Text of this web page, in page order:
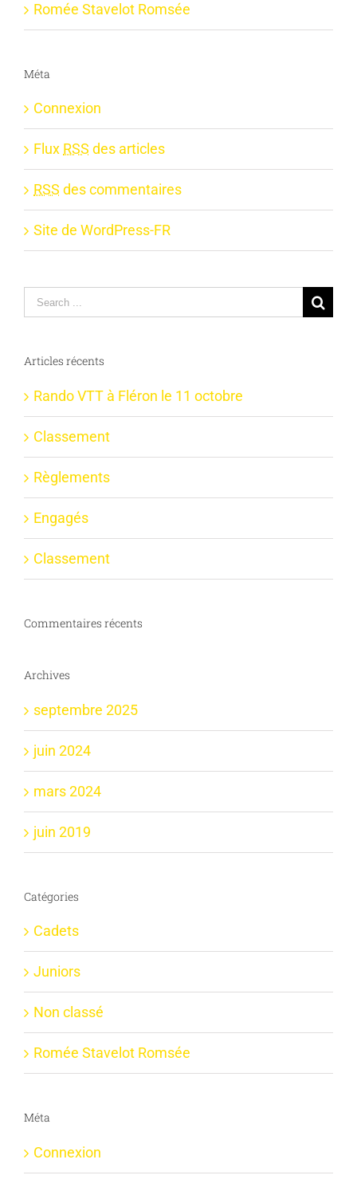
Romée Stavelot Romsée
Méta
Connexion
Flux RSS des articles
RSS des commentaires
Site de WordPress-FR
Search
for:
Articles récents
Rando VTT à Fléron le 11 octobre
Classement
Règlements
Engagés
Classement
Commentaires récents
Archives
septembre 2025
juin 2024
mars 2024
juin 2019
Catégories
Cadets
Juniors
Non classé
Romée Stavelot Romsée
Méta
Connexion